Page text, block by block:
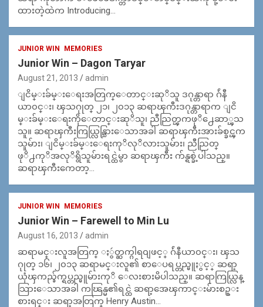
ထားတဲ့ထဲက Introducing…
JUNIOR WIN MEMORIES
Junior Win – Dagon Taryar
August 21, 2013 admin
ျငိမ္းခ်မ္းေရးအတြက္ေတာင္းဆုိသူ ဒဂုန္တာရာ ဂ်ဴနီ
ယာ၀င္း၊ ၾသဂုုတ္ ၂၁၊ ၂၀၁၃ ဆရာၾကီးဒဂုန္တာရာက ျငိ
မ္းခ်မ္းေရးကိုေတာင္းဆုိသူ၊ ညီညြတ္ၾကဖုိ႕ေဆာ္ၾသ
သူ။ ဆရာၾကီးကြယ္လြန္သြားေသာအခါ ဆရာၾကီးအားခ်စ္ခင္ၾက
သူမ်ား၊ ျငိမ္းခ်မ္းေရးကုိလုိလားသူမ်ား၊ ညီညြတ္
ဖုိ႕ကုိအလုိရွိသူမ်ားရင္ထဲမွာ ဆရာၾကီး က်န္ရစ္ခဲ့ပါသည္။
ဆရာၾကီးကေတာ့…
JUNIOR WIN MEMORIES
Junior Win – Farewell to Min Lu
August 16, 2013 admin
ဆရာမင္းလူအတြက္ ႏွဴတ္ဆက္ဂါရ၀ျဖင့္ ဂ်ဴနီယာ၀င္း၊ ၾသ
ဂုုတ္ ၁၆၊ ၂၀၁၃ ဆရာမင္းလူ၏ စာေပရပ္တည္မူႏွင့္ ဆရာ့
ယုံၾကည္ခ်က္ရပ္တည္မူမ်ားကုိ ေလးစားမိပါသည္။ ဆရာကြယ္လြန္
သြားေသာအခါ ကၽြန္မ၏ရင္ထဲ ဆရာ့အေၾကာင္းမ်ားစဥ္း
စားရင္း ဆရာ့အတြက္ Henry Austin…